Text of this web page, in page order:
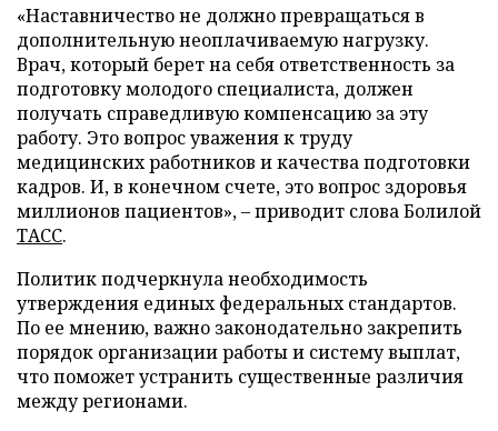
«Наставничество не должно превращаться в
дополнительную неоплачиваемую нагрузку.
Врач, который берет на себя ответственность за
подготовку молодого специалиста, должен
получать справедливую компенсацию за эту
работу. Это вопрос уважения к труду
медицинских работников и качества подготовки
кадров. И, в конечном счете, это вопрос здоровья
миллионов пациентов», – приводит слова Болилой
ТАСС.
Политик подчеркнула необходимость
утверждения единых федеральных стандартов.
По ее мнению, важно законодательно закрепить
порядок организации работы и систему выплат,
что поможет устранить существенные различия
между регионами.